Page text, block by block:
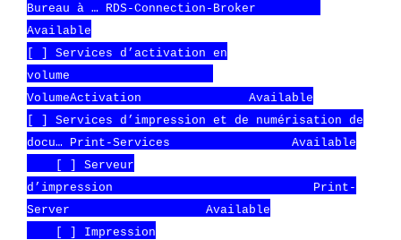
Bureau à … RDS-Connection-Broker
Available
[ ] Services d’activation en
volume
VolumeActivation Available
[ ] Services d’impression et de numérisation de
docu… Print-Services Available
[ ] Serveur
d’impression Print-
Server Available
[ ] Impression